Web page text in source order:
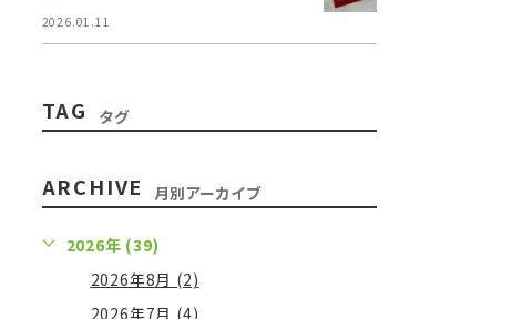
2026.01.11
TAG タグ
ARCHIVE 月別アーカイブ
2026年 (39)
2026年8月 (2)
2026年7月 (4)